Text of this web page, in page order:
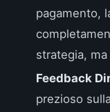
pagamento,
strategia,
Feedback
prezioso